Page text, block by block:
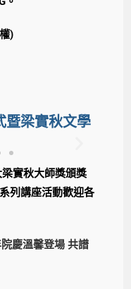
)
暨梁實秋文學
實秋大師獎頒獎
列講座活動歡迎各
慶溫馨登場 共譜